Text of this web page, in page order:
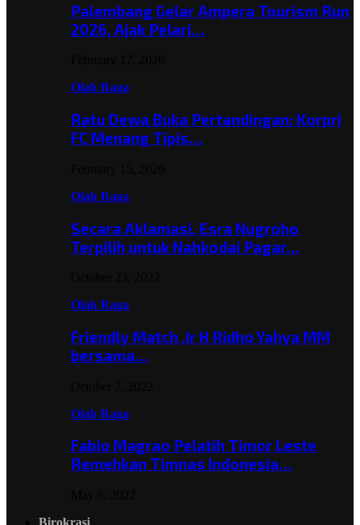
Palembang Gelar Ampera Tourism Run
2026, Ajak Pelari…
Olah Raga
Ratu Dewa Buka Pertandingan: Korpri
FC Menang Tipis…
Olah Raga
Secara Aklamasi, Esra Nugroho
Terpilih untuk Nahkodai Pagar…
Olah Raga
Friendly Match ,Ir H Ridho Yahya MM
bersama…
Olah Raga
Fabio Magrao Pelatih Timor Leste
Remehkan Timnas Indonesia…